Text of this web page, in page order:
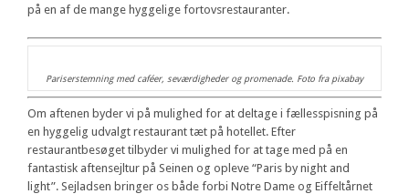
på en af de mange hyggelige fortovsrestauranter.
Pariserstemning med caféer, seværdigheder og promenade. Foto fra pixabay
Om aftenen byder vi på mulighed for at deltage i fællesspisning på
en hyggelig udvalgt restaurant tæt på hotellet. Efter
restaurantbesøget tilbyder vi mulighed for at tage med på en
fantastisk aftensejltur på Seinen og opleve “Paris by night and
light”. Sejladsen bringer os både forbi Notre Dame og Eiffeltårnet